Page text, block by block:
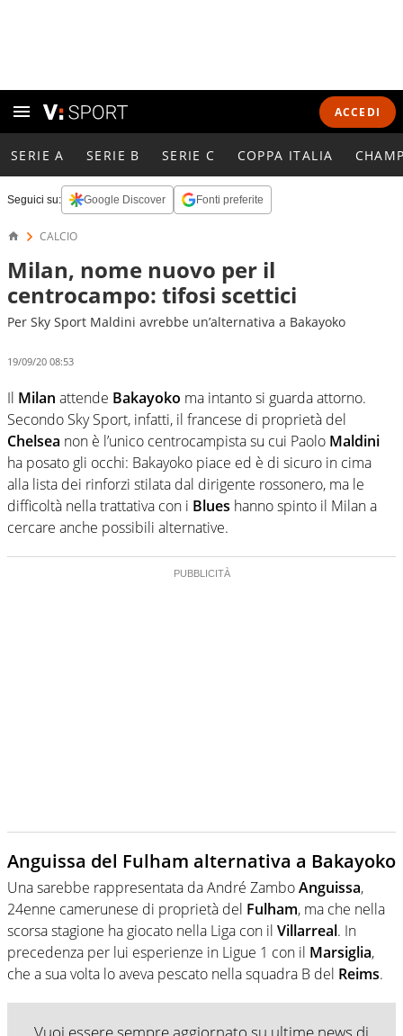
ACCEDI
SERIE A SERIE B SERIE C COPPA ITALIA
Seguici su: Google Discover Fonti preferite
CALCIO
Milan, nome nuovo per il
centrocampo: tifosi scettici
Per Sky Sport Maldini avrebbe un’alternativa a Bakayoko
19/09/20 08:53
Il Milan attende Bakayoko ma intanto si guarda attorno.
Secondo Sky Sport, infatti, il francese di proprietà del
Chelsea non è l’unico centrocampista su cui Paolo Maldini
ha posato gli occhi: Bakayoko piace ed è di sicuro in cima
alla lista dei rinforzi stilata dal dirigente rossonero, ma le
difficoltà nella trattativa con i Blues hanno spinto il Milan a
cercare anche possibili alternative.
Anguissa del Fulham alternativa a Bakayoko
Una sarebbe rappresentata da André ZamboAnguissa,
24enne camerunese di proprietà del Fulham, ma che nella
scorsa stagione ha giocato nella Liga con il Villarreal. In
precedenza per lui esperienze in Ligue 1 con il Marsiglia,
che a sua volta lo aveva pescato nella squadra B del Reims.